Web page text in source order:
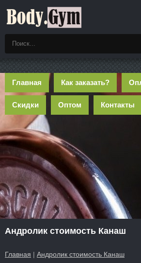
Главная Как заказать?
Скидки Оптом Контакты
Андролик стоимость Канаш
Главная | Андролик стоимость Канаш